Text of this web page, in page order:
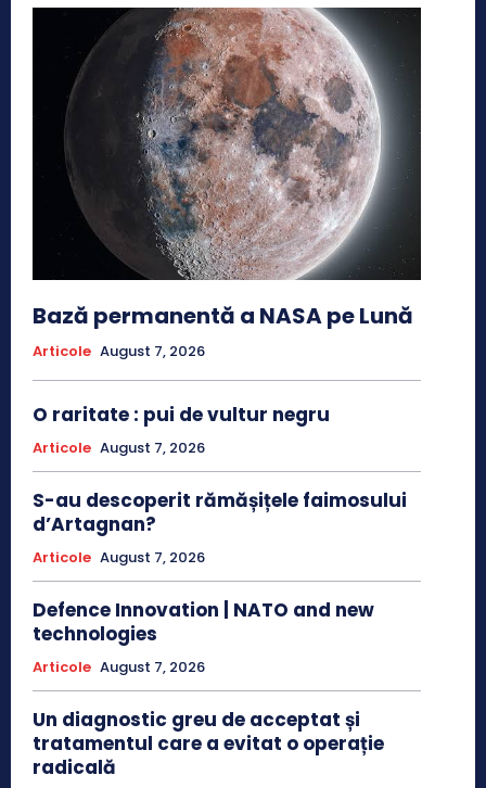
Bază permanentă a NASA pe Lună
Articole August 7, 2026
O raritate : pui de vultur negru
Articole August 7, 2026
S-au descoperit rămășițele faimosului
d’Artagnan?
Articole August 7, 2026
Defence Innovation | NATO and new
technologies
Articole August 7, 2026
Un diagnostic greu de acceptat și
tratamentul care a evitat o operație
radicală